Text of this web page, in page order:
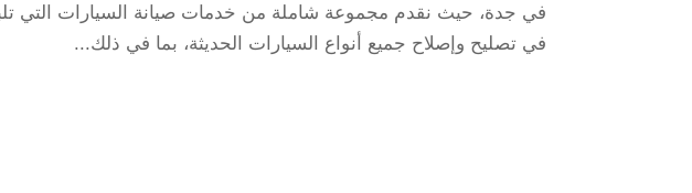
في جدة، حيث نقدم مجموعة شاملة من خدمات صيانة السيارات التي
في تصليح وإصلاح جميع أنواع السيارات الحديثة، بما في ذلك...